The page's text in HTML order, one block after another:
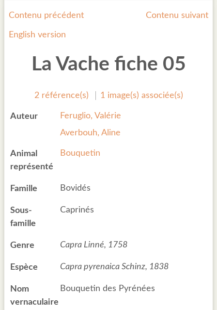
Contenu précédent Contenu suivant
English version
La Vache fiche 05
2 référence(s) 1 image(s) associée(s)
Auteur
Feruglio, Valérie
Averbouh, Aline
Animal
représenté
Bouquetin
Famille Bovidés
Sous-
famille
Caprinés
Genre Capra Linné, 1758
Espèce Capra pyrenaica Schinz, 1838
Nom
vernaculaire
Bouquetin des Pyrénées